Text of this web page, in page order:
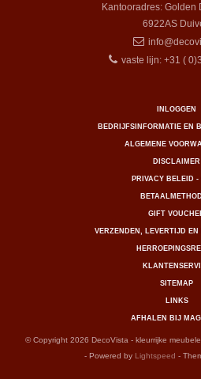
Kantooradres: Golden
6922AS
vaste lijn: +31 (
INLOGGEN
BEDRIJFSINFORMATIE EN
ALGEMENE
DISCLAIMER
PRIVACY BELEID -
GIFT
VERZENDEN, LEVERTIJD EN
SITEMAP
LINKS
AFHALEN BIJ
© Copyright 2026 DecoVista - kleurrijke
- Powered by Lightspeed -